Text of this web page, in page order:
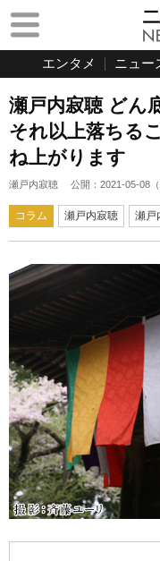
エンタメ ニュー
瀬戸内寂聴 どん
それ以上落ちる
ね上がります
瀬戸内寂聴 公開： 2021-05-08 （
コラム 瀬戸内寂聴 瀬戸